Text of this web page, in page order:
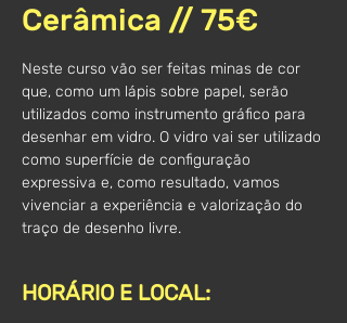
Cerâmica // 75€
Neste curso vão ser feitas minas de cor
que, como um lápis sobre papel, serão
utilizados como instrumento gráfico para
desenhar em vidro. O vidro vai ser utilizado
como superfície de configuração
expressiva e, como resultado, vamos
vivenciar a experiência e valorização do
traço de desenho livre.
HORÁRIO E LOCAL: